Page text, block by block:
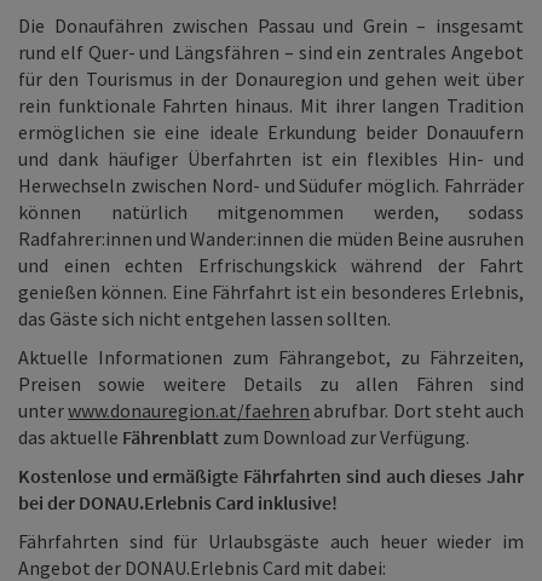
Die Donaufähren zwischen Passau und Grein – insgesamt
rund elf Quer- und Längsfähren – sind ein zentrales Angebot
für den Tourismus in der Donauregion und gehen weit über
rein funktionale Fahrten hinaus. Mit ihrer langen Tradition
ermöglichen sie eine ideale Erkundung beider Donauufern
und dank häufiger Überfahrten ist ein flexibles Hin- und
Herwechseln zwischen Nord- und Südufer möglich. Fahrräder
können natürlich mitgenommen werden, sodass
Radfahrer:innen und Wander:innen die müden Beine ausruhen
und einen echten Erfrischungskick während der Fahrt
genießen können. Eine Fährfahrt ist ein besonderes Erlebnis,
das Gäste sich nicht entgehen lassen sollten.
Aktuelle Informationen zum Fährangebot, zu Fährzeiten,
Preisen sowie weitere Details zu allen Fähren sind
unterwww.donauregion.at/faehren abrufbar. Dort steht auch
das aktuelle Fährenblatt zum Download zur Verfügung.
Kostenlose und ermäßigte Fährfahrten sind auch dieses Jahr
bei der DONAU.Erlebnis Card inklusive!
Fährfahrten sind für Urlaubsgäste auch heuer wieder im
Angebot der DONAU.Erlebnis Card mit dabei: